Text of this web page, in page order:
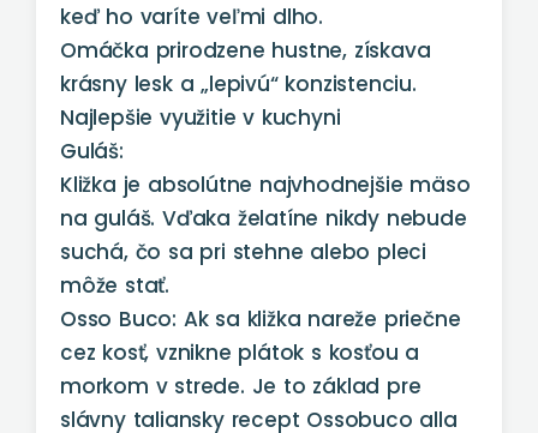
keď ho varíte veľmi dlho.
Omáčka prirodzene hustne, získava
krásny lesk a „lepivú“ konzistenciu.
Najlepšie využitie v kuchyni
Guláš:
Kližka je absolútne najvhodnejšie mäso
na guláš. Vďaka želatíne nikdy nebude
suchá, čo sa pri stehne alebo pleci
môže stať.
Osso Buco: Ak sa kližka nareže priečne
cez kosť, vznikne plátok s kosťou a
morkom v strede. Je to základ pre
slávny taliansky recept Ossobuco alla